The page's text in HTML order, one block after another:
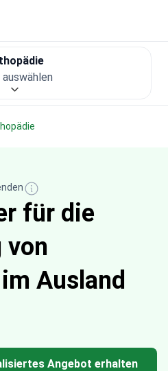
auswählen
für die
von
Ausland
Angebot erhalten